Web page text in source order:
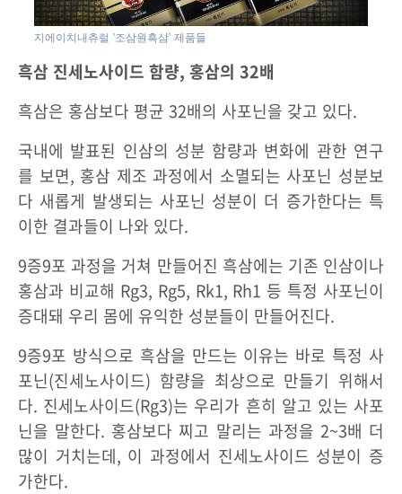
지에이치내츄럴 '조삼원흑삼' 제품들
흑삼 진세노사이드 함량, 홍삼의 32배
흑삼은 홍삼보다 평균 32배의 사포닌을 갖고 있다.
국내에 발표된 인삼의 성분 함량과 변화에 관한 연구
를 보면, 홍삼 제조 과정에서 소멸되는 사포닌 성분보
다 새롭게 발생되는 사포닌 성분이 더 증가한다는 특
이한 결과들이 나와 있다.
9증9포 과정을 거쳐 만들어진 흑삼에는 기존 인삼이나
홍삼과 비교해 Rg3, Rg5, Rk1, Rh1 등 특정 사포닌이
증대돼 우리 몸에 유익한 성분들이 만들어진다.
9증9포 방식으로 흑삼을 만드는 이유는 바로 특정 사
포닌(진세노사이드) 함량을 최상으로 만들기 위해서
다. 진세노사이드(Rg3)는 우리가 흔히 알고 있는 사포
닌을 말한다. 홍삼보다 찌고 말리는 과정을 2~3배 더
많이 거치는데, 이 과정에서 진세노사이드 성분이 증
가한다.